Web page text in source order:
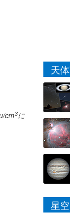
cm3に
天
星